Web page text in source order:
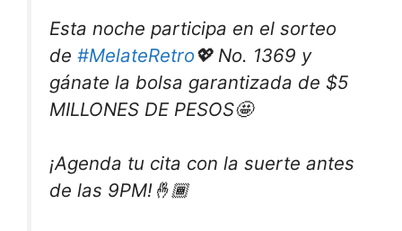
Esta noche participa en el sorteo
de #MelateRetro💖 No. 1369 y
gánate la bolsa garantizada de $5
MILLONES DE PESOS🤩
¡Agenda tu cita con la suerte antes
de las 9PM!🤞🏾